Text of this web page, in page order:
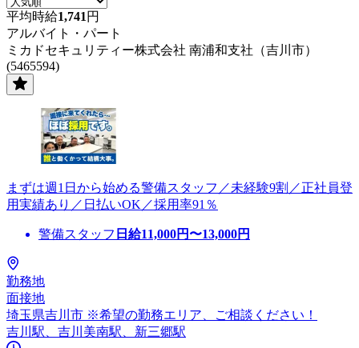
平均時給1,741 円
アルバイト・パート
ミカドセキュリティー株式会社 南浦和支社（吉川市）
(5465594)
まずは週1日から始める警備スタッフ／未経験9割／正社員登
用実績あり／日払いOK／採用率91％
警備スタッフ 日給11,000円〜13,000円
勤務地
面接地
埼玉県吉川市 ※希望の勤務エリア、ご相談ください！
吉川駅、吉川美南駅、新三郷駅